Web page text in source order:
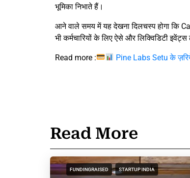
भूमिका निभाते हैं।
आने वाले समय में यह देखना दिलचस्प होगा कि
भी कर्मचारियों के लिए ऐसे और लिक्विडिटी
Read more : Pine Labs Setu के
Read More
FUNDINGRAISED STARTUP INDIA